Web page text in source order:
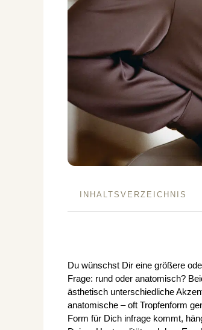
INHALTSVERZEICHNIS
Du wünschst Dir eine größere
Frage: rund oder anatomisch?
ästhetisch unterschiedliche
anatomische – oft Tropfenform
Form für Dich infrage kommt,